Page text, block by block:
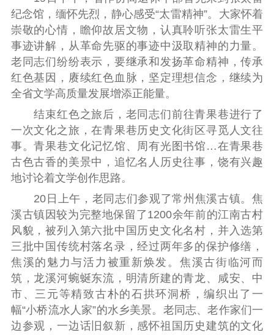
纪念馆 ，缅怀先烈，静心感受“太雷精神”。大家怀着
崇敬的心情，瞻仰故居文物，认真聆听张太雷生平
事迹讲解，从革命先驱的事迹中汲取精神的力量。
老同志们纷纷表示，要继承和发扬革命精神，传承
红色基因，赓续红色血脉，坚定理想信念，继续为
全省文学高质量发展增添正能量。
结束红色之旅后， 老同志们前往青果巷进行了
一次文化之旅，在青果巷历史文化街区寻觅人文往
事。青果巷文化记忆馆、 周有光图书馆…在青果巷
古色古香的美景中，追忆名人历史往事，饶有兴趣
地讨论着文学创作思路。
20日上午，老同志们参观了常州焦溪古镇。焦
溪古镇因较为完整地保留了1200余年前的江南古村
风貌，被列入第六批中国历史文化名村，并入选第
三批中国传统村落名录，经过两年多的保护修缮，
焦溪的魅力与活力被重新焕发。焦溪古街临河而
筑，龙溪河蜿蜒东流，明清所建的青龙、咸安、中
市、三元等精致古朴的石拱环洞桥，编织出了一
幅“小桥流水人家”的水乡美景。 老同志、老作家们一
边参观，一边话旧叙新， 感怀祖国历史建筑的文化